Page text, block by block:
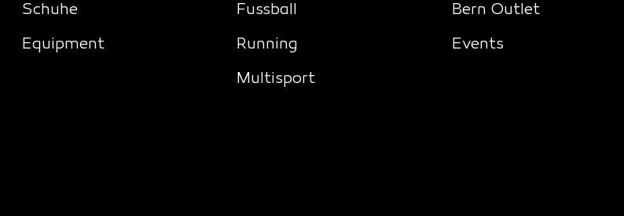
Schuhe
Equipment
Fussball
Running
Multisport
Bern Outlet
Events